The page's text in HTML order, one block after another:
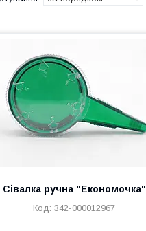
Сівалка ручна "Економочка"
342-000012967